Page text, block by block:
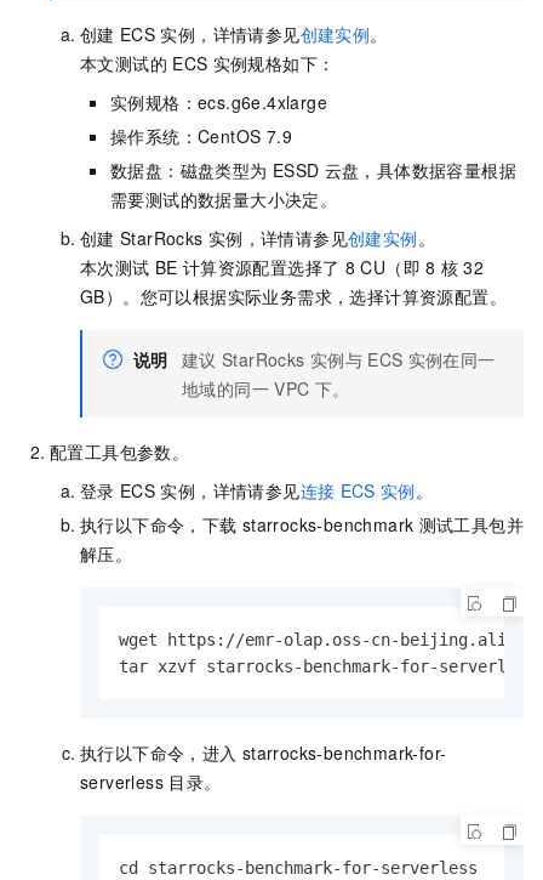
创建 ECS 实例，详情请参见创建实例。
本文测试的 ECS 实例规格如下：
实例规格：ecs.g6e.4xlarge
操作系统：CentOS 7.9
数据盘：磁盘类型为 ESSD 云盘，具体数据容量根据
需要测试的数据量大小决定。
创建 StarRocks 实例，详情请参见创建实例。
本次测试 BE 计算资源配置选择了 8 CU（即 8 核 32
GB）。您可以根据实际业务需求，选择计算资源配置。
说明 建议 StarRocks 实例与 ECS 实例在同一
地域的同一 VPC 下。
配置工具包参数。
登录 ECS 实例，详情请参见连接 ECS 实例。
执行以下命令，下载 starrocks-benchmark 测试工具包并
解压。
wget https://emr-olap.oss-cn-
tar xzvf starrocks-benchmark-for-
执行以下命令，进入 starrocks-benchmark-for-
serverless 目录。
cd starrocks-benchmark-for-serverless